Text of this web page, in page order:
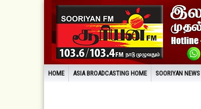
HOME ASIA BROADCASTING HOME SOORIYAN NEWS